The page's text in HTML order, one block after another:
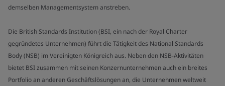
demselben Managementsystem anstreben.
Die British Standards Institution (BSI, ein nach der Royal Charter
gegründetes Unternehmen) führt die Tätigkeit des National Standards
Body (NSB) im Vereinigten Königreich aus. Neben den NSB-Aktivitäten
bietet BSI zusammen mit seinen Konzernunternehmen auch ein breites
Portfolio an anderen Geschäftslösungen an, die Unternehmen weltweit